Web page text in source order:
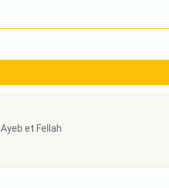
et Fellah